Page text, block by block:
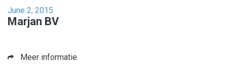
June 2, 2015
Marjan BV
Meer informatie